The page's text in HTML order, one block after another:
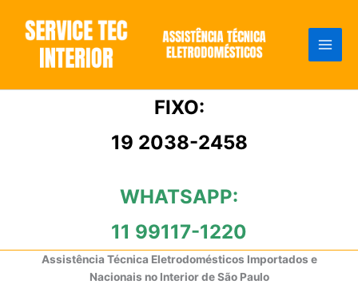
conteúdo
FIXO:
19 2038-2458
WHATSAPP:
11 99117-1220
Assistência Técnica Eletrodomésticos Importados e
Nacionais no Interior de São Paulo